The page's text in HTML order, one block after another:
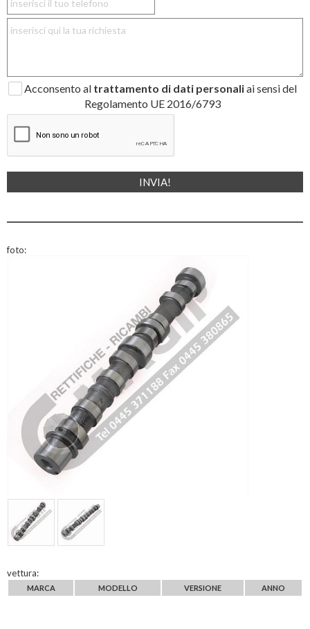
Acconsento al trattamento di dati personaliai sensi del
Regolamento UE 2016/6793
foto:
vettura:
MARCA MODELLO VERSIONE ANNO